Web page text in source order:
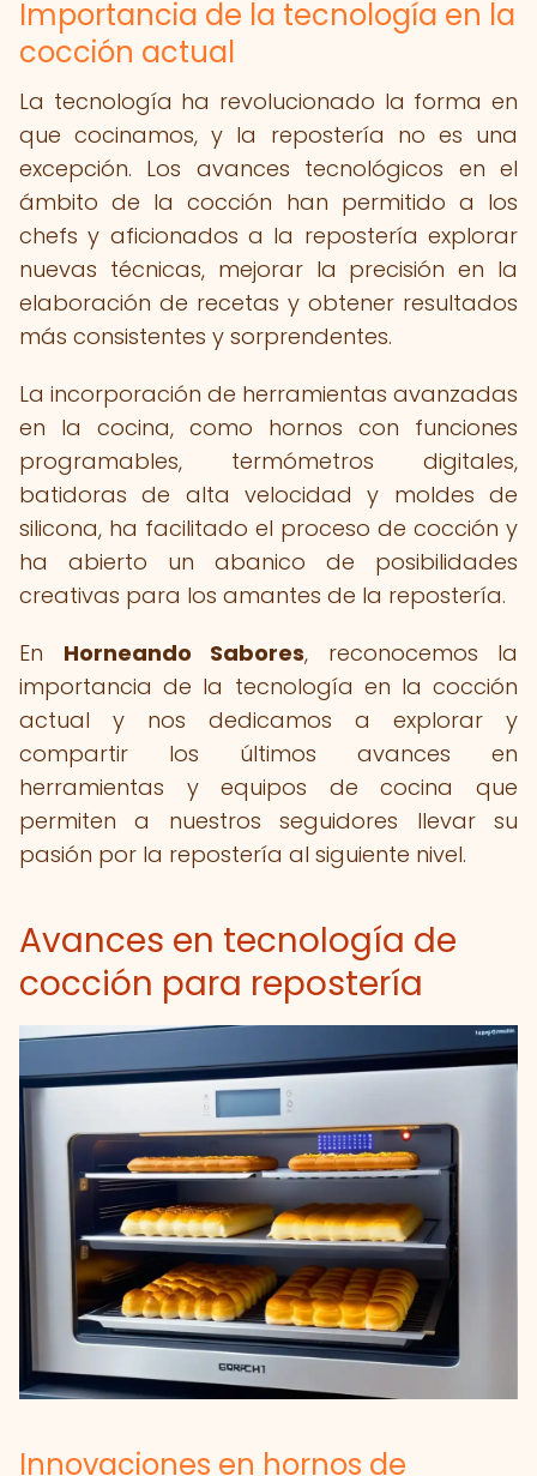
Importancia de la tecnología en la
cocción actual
La tecnología ha revolucionado la forma en
que cocinamos, y la repostería no es una
excepción. Los avances tecnológicos en el
ámbito de la cocción han permitido a los
chefs y aficionados a la repostería explorar
nuevas técnicas, mejorar la precisión en la
elaboración de recetas y obtener resultados
más consistentes y sorprendentes.
La incorporación de herramientas avanzadas
en la cocina, como hornos con funciones
programables, termómetros digitales,
batidoras de alta velocidad y moldes de
silicona, ha facilitado el proceso de cocción y
ha abierto un abanico de posibilidades
creativas para los amantes de la repostería.
En Horneando Sabores, reconocemos la
importancia de la tecnología en la cocción
actual y nos dedicamos a explorar y
compartir los últimos avances en
herramientas y equipos de cocina que
permiten a nuestros seguidores llevar su
pasión por la repostería al siguiente nivel.
Avances en tecnología de
cocción para repostería
Innovaciones en hornos de